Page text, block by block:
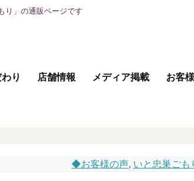
り」の通販ページです
り 店舗情報 メディア掲載 お客
◆お客様の声, いと忠巣ごも